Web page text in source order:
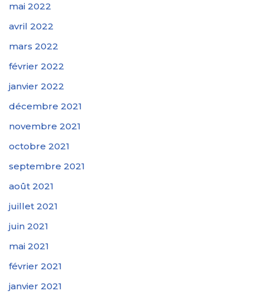
mai 2022
avril 2022
mars 2022
février 2022
janvier 2022
décembre 2021
novembre 2021
octobre 2021
septembre 2021
août 2021
juillet 2021
juin 2021
mai 2021
février 2021
janvier 2021